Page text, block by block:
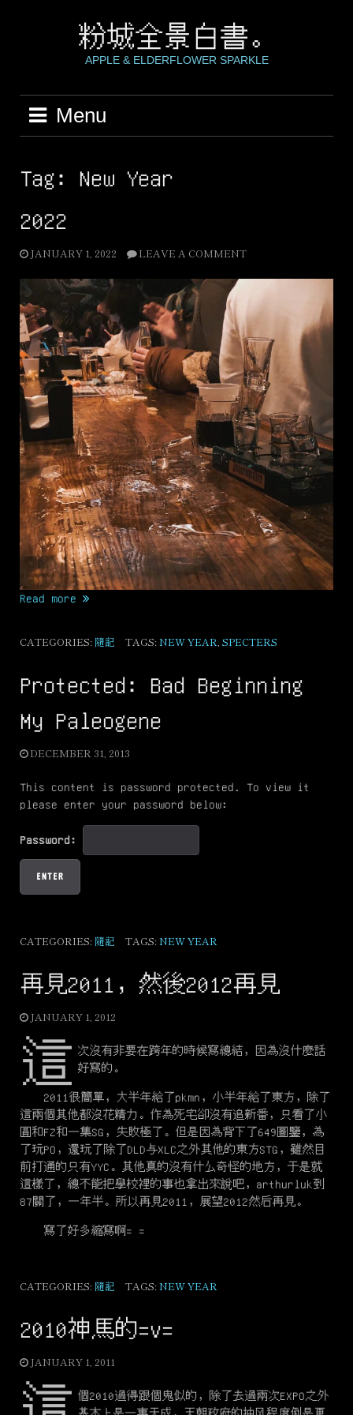
粉城全景白書。
APPLE & ELDERFLOWER SPARKLE
Menu
Tag: New Year
2022
JANUARY 1, 2022 LEAVE A COMMENT
Read more “2022”
CATEGORIES: 隨記 TAGS:NEW YEAR SPECTERS
Protected: Bad Beginning
My Paleogene
DECEMBER 31, 2013
This content is password protected. To view it
please enter your password below:
Password:
CATEGORIES: 隨記 TAGS:NEW YEAR
再見2011，然後2012再見
JANUARY 1, 2012
這 次沒有非要在跨年的時候寫總結，因為沒什麼話
好寫的。
2011很簡單，大半年給了pkmn，小半年給了東方，除了
這兩個其他都沒花精力。作為死宅卻沒有追新番，只看了小
圓和FZ和一集SG，失敗極了。但是因為背下了649圖鑒，為
了玩PO，還玩了除了DLD与XLC之外其他的東方STG，雖然目
前打通的只有YYC。其他真的沒有什么奇怪的地方，于是就
這樣了，總不能把學校裡的事也拿出來說吧，arthurluk到
87關了，一年半。所以再見2011，展望2012然后再見。
寫了好多縮寫啊= =
CATEGORIES: 隨記 TAGS:NEW YEAR
2010神馬的=v=
JANUARY 1, 2011
個2010過得跟個鬼似的，除了去過兩次EXPO之外
基本上是一事无成。天朝政府的抽风程度倒是更